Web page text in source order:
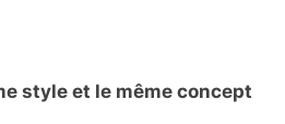
style et le même concept